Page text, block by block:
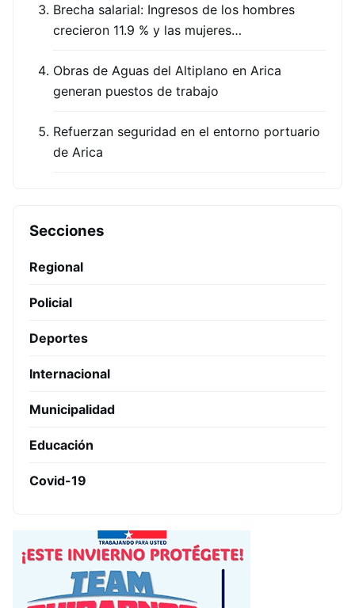
Brecha salarial: Ingresos de los hombres
crecieron 11.9 % y las mujeres…
Obras de Aguas del Altiplano en Arica
generan puestos de trabajo
Refuerzan seguridad en el entorno portuario
de Arica
Secciones
Regional
Policial
Deportes
Internacional
Municipalidad
Educación
Covid-19